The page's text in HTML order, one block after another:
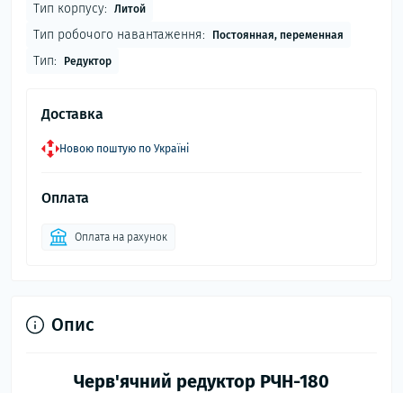
Тип корпусу: Литой
Тип робочого навантаження: Постоянная, переменная
Тип: Редуктор
Доставка
Новою поштую по Україні
Оплата
Оплата на рахунок
Опис
Черв'ячний редуктор РЧН-180